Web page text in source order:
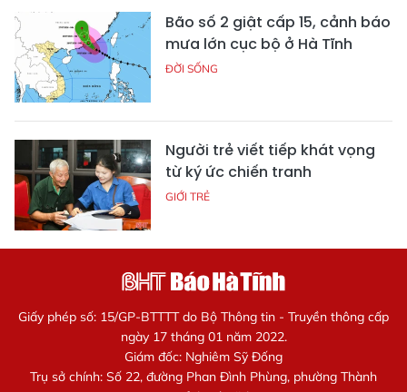
Bão số 2 giật cấp 15, cảnh báo
mưa lớn cục bộ ở Hà Tĩnh
ĐỜI SỐNG
Người trẻ viết tiếp khát vọng
từ ký ức chiến tranh
GIỚI TRẺ
Giấy phép số: 15/GP-BTTTT do Bộ Thông tin - Truyền thông cấp
ngày 17 tháng 01 năm 2022.
Giám đốc: Nghiêm Sỹ Đống
Trụ sở chính: Số 22, đường Phan Đình Phùng, phường Thành